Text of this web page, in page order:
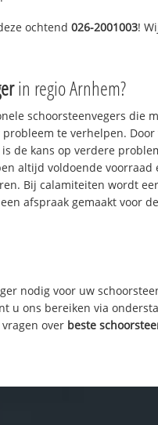
ochtend026-2001003!
in regio Arnhem?
schoorsteenvegers die
te verhelpen. Door
de kans op verdere
altijd voldoende voorraad
Bij calamiteiten wordt
afspraak gemaakt voor
nodig voor uw
u ons bereiken via
over beste